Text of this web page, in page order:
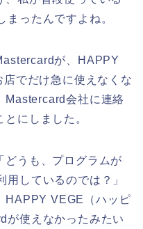
ったんですよね。
が、HAPPY
でだけ急に使えなくな
Mastercard会社に連絡
にしました。
どうも、プログラムが
しているのでは？」
HAPPY VEGE（ハッピ
が使えなかったみたい